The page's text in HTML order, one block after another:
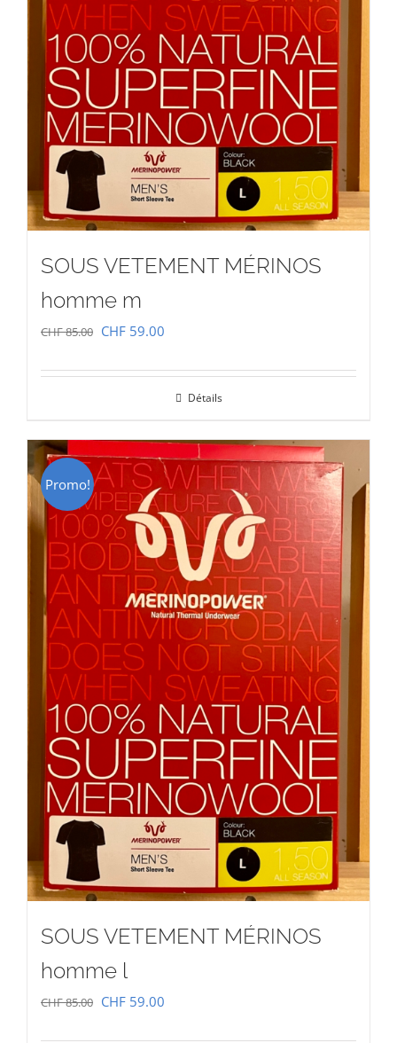
SOUS VETEMENT MÉRINOS
homme m
CHF85.00 Le
CHF 85.00.
CHF 59.00
CHF 59.00.
Détails
Promo!
SOUS VETEMENT MÉRINOS
homme l
CHF85.00 Le
CHF 59.00